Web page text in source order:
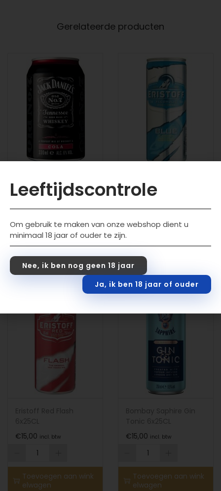
Gerelateerde producten
Jack Daniels Cola
6x33CL
€15,99 incl. btw
Toevoegen aan wink
elwagen
Eristoff Mixed Drink
12x25CL
€30,00 incl. btw
Toevoegen aan wink
elwagen
€15,00 incl. btw
Toevoegen aan wink
elwagen
€15,00 incl. btw
Toevoegen aan wink
elwagen
Leeftijdscontrole
Om gebruik te maken van onze webshop dient u
minimaal 18 jaar of ouder te zijn.
Nee, ik ben nog geen 18 jaar
Ja, ik ben 18 jaar of ouder